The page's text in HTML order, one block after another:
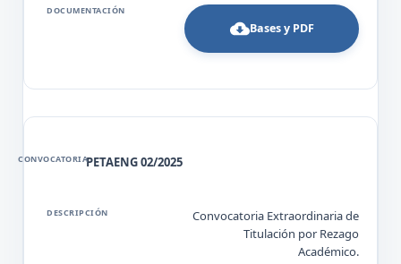
Bases y PDF
PETAENG 02/2025
Convocatoria Extraordinaria de
Titulación por Rezago
Académico.